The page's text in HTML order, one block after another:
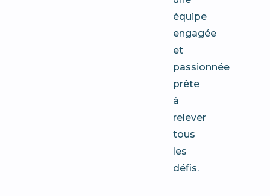
équipe
engagée
et
passionnée
prête
à
relever
tous
les
défis.